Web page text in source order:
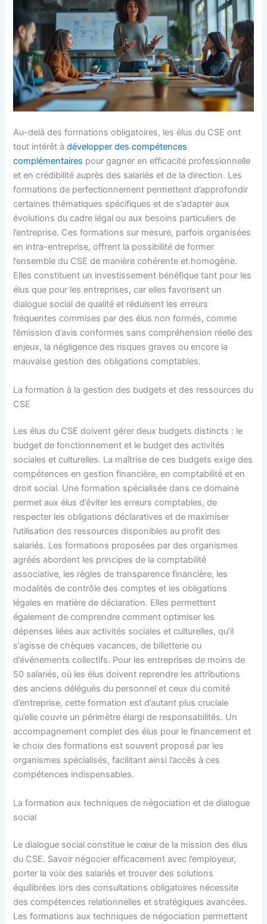
Au-delà des formations obligatoires, les élus du CSE ont
tout intérêt àdévelopper des compétences
complémentaires pour gagner en efficacité professionnelle
et en crédibilité auprès des salariés et de la direction. Les
formations de perfectionnement permettent d’approfondir
certaines thématiques spécifiques et de s’adapter aux
évolutions du cadre légal ou aux besoins particuliers de
l’entreprise. Ces formations sur mesure, parfois organisées
en intra-entreprise, offrent la possibilité de former
l’ensemble du CSE de manière cohérente et homogène.
Elles constituent un investissement bénéfique tant pour les
élus que pour les entreprises, car elles favorisent un
dialogue social de qualité et réduisent les erreurs
fréquentes commises par des élus non formés, comme
l’émission d’avis conformes sans compréhension réelle des
enjeux, la négligence des risques graves ou encore la
mauvaise gestion des obligations comptables.
La formation à la gestion des budgets et des ressources du
CSE
Les élus du CSE doivent gérer deux budgets distincts : le
budget de fonctionnement et le budget des activités
sociales et culturelles. La maîtrise de ces budgets exige des
compétences en gestion financière, en comptabilité et en
droit social. Une formation spécialisée dans ce domaine
permet aux élus d’éviter les erreurs comptables, de
respecter les obligations déclaratives et de maximiser
l’utilisation des ressources disponibles au profit des
salariés. Les formations proposées par des organismes
agréés abordent les principes de la comptabilité
associative, les règles de transparence financière, les
modalités de contrôle des comptes et les obligations
légales en matière de déclaration. Elles permettent
également de comprendre comment optimiser les
dépenses liées aux activités sociales et culturelles, qu’il
s’agisse de chèques vacances, de billetterie ou
d’événements collectifs. Pour les entreprises de moins de
50 salariés, où les élus doivent reprendre les attributions
des anciens délégués du personnel et ceux du comité
d’entreprise, cette formation est d’autant plus cruciale
qu’elle couvre un périmètre élargi de responsabilités. Un
accompagnement complet des élus pour le financement et
le choix des formations est souvent proposé par les
organismes spécialisés, facilitant ainsi l’accès à ces
compétences indispensables.
La formation aux techniques de négociation et de dialogue
social
Le dialogue social constitue le cœur de la mission des élus
du CSE. Savoir négocier efficacement avec l’employeur,
porter la voix des salariés et trouver des solutions
équilibrées lors des consultations obligatoires nécessite
des compétences relationnelles et stratégiques avancées.
Les formations aux techniques de négociation permettent